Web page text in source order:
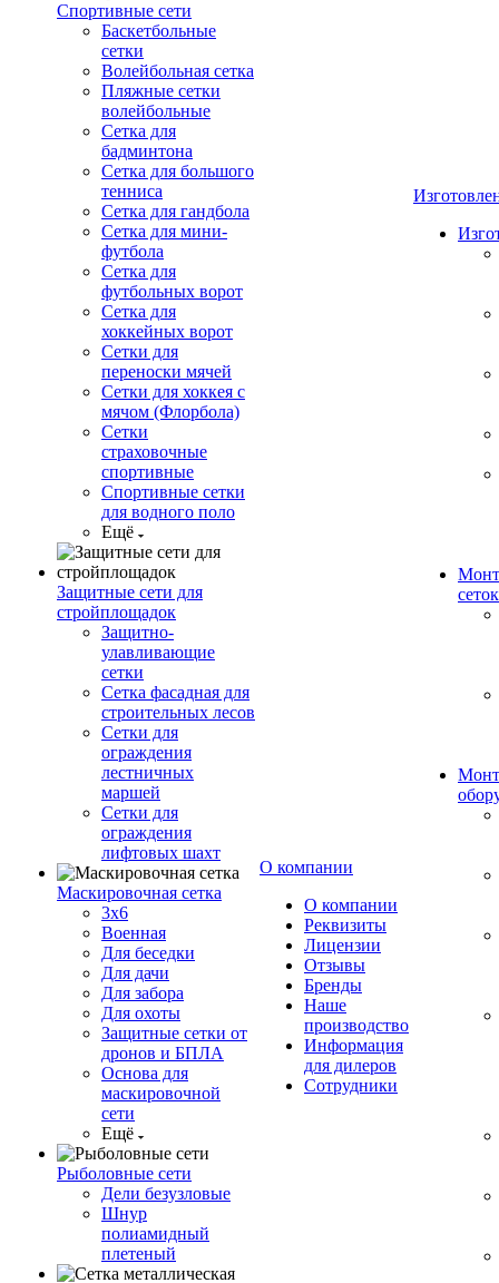
Спортивные сети
Баскетбольные
сетки
Волейбольная сетка
Пляжные сетки
волейбольные
Сетка для
бадминтона
Сетка для большого
тенниса
Сетка для гандбола
Сетка для мини-
футбола
Сетка для
футбольных ворот
Сетка для
хоккейных ворот
Сетки для
переноски мячей
Сетки для хоккея с
мячом (Флорбола)
Сетки
страховочные
спортивные
Спортивные сетки
для водного поло
Ещё
Защитные сети для
стройплощадок
Защитно-
улавливающие
сетки
Сетка фасадная для
строительных лесов
Сетки для
ограждения
лестничных
маршей
Сетки для
ограждения
лифтовых шахт
Маскировочная сетка
3х6
Военная
Для беседки
Для дачи
Для забора
Для охоты
Защитные сетки от
дронов и БПЛА
Основа для
маскировочной
сети
Ещё
Рыболовные сети
Дели безузловые
Шнур
полиамидный
плетеный
О компании
О компании
Реквизиты
Лицензии
Отзывы
Бренды
Наше
производство
Информация
для дилеров
Сотрудники
сеток